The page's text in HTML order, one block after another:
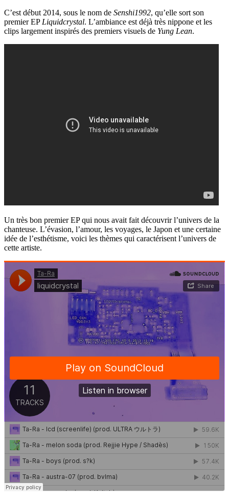
C’est début 2014, sous le nom de Senshi1992, qu’elle sort son
premier EP Liquidcrystal. L’ambiance est déjà très nippone et les
clips largement inspirés des premiers visuels de Yung Lean.
Un très bon premier EP qui nous avait fait découvrir l’univers de la
chanteuse. L’évasion, l’amour, les voyages, le Japon et une certaine
idée de l’esthétisme, voici les thèmes qui caractérisent l’univers de
cette artiste.